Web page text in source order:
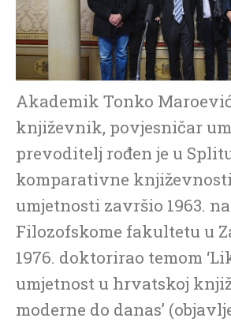
Akademik Tonko
književnik, povjesničar
prevoditelj rođen je u
komparativne
umjetnosti završio 1963. na
Filozofskome fakultetu u
1976. doktorirao temom
umjetnost u hrvatskoj
moderne do danas’